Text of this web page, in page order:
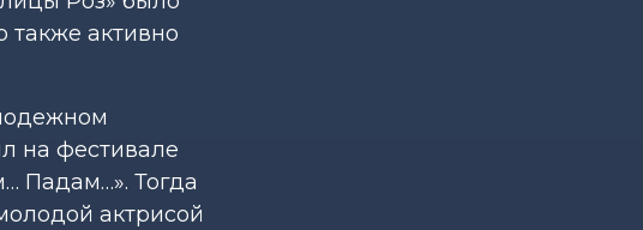
также активно
на фестивале
Падам…». Тогда
актрисой